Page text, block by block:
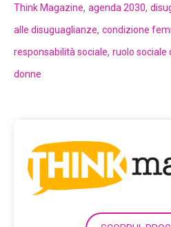
Think Magazine, agenda 2030,
alle disuguaglianze, condizione
responsabilità sociale, ruolo sociale
donne